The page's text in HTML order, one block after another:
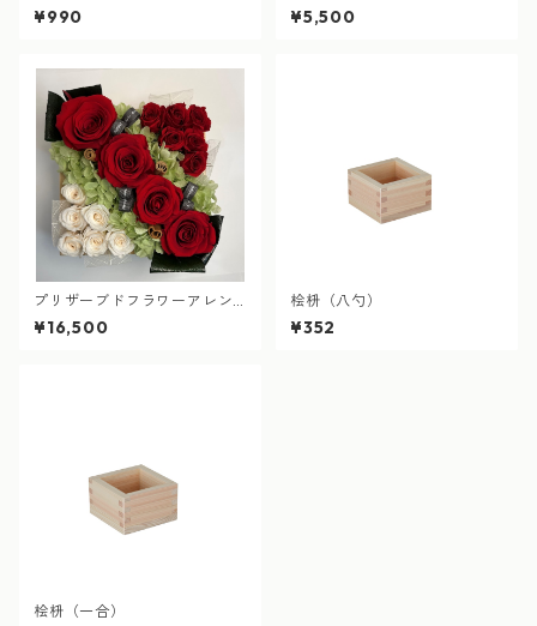
のフタのみ販売
¥990
ジ枡（一合枡）
¥5,500
プリザーブドフラワーアレン
ジ枡 ご注文いただいてから
製作します
¥16,500
桧枡（八勺）
¥352
桧枡（一合）